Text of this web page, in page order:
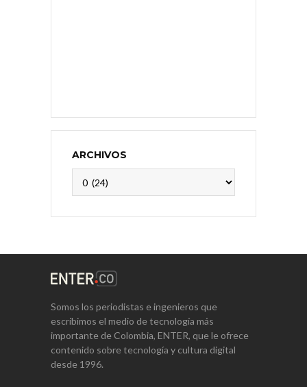
ARCHIVOS
Somos los periodistas e ingenieros que
escribimos el medio de tecnología más
importante de Colombia, ENTER, que le ofrece
contenido sobre tecnología y cultura digital
desde 1996.